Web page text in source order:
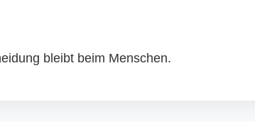
bleibt beim Menschen.